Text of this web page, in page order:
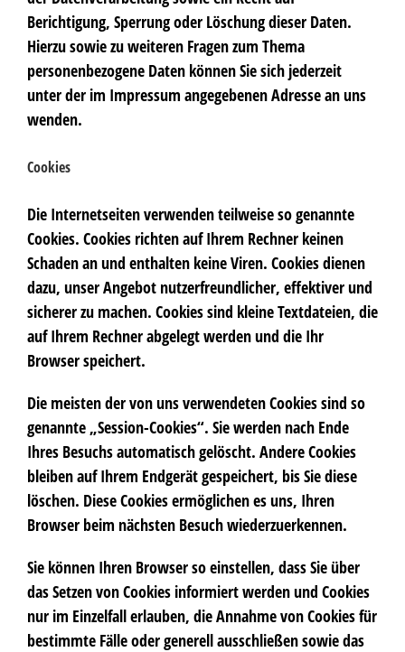
Berichtigung, Sperrung oder Löschung dieser Daten.
Hierzu sowie zu weiteren Fragen zum Thema
personenbezogene Daten können Sie sich jederzeit
unter der im Impressum angegebenen Adresse an uns
wenden.
Cookies
Die Internetseiten verwenden teilweise so genannte
Cookies. Cookies richten auf Ihrem Rechner keinen
Schaden an und enthalten keine Viren. Cookies dienen
dazu, unser Angebot nutzerfreundlicher, effektiver und
sicherer zu machen. Cookies sind kleine Textdateien, die
auf Ihrem Rechner abgelegt werden und die Ihr
Browser speichert.
Die meisten der von uns verwendeten Cookies sind so
genannte „Session-Cookies“. Sie werden nach Ende
Ihres Besuchs automatisch gelöscht. Andere Cookies
bleiben auf Ihrem Endgerät gespeichert, bis Sie diese
löschen. Diese Cookies ermöglichen es uns, Ihren
Browser beim nächsten Besuch wiederzuerkennen.
Sie können Ihren Browser so einstellen, dass Sie über
das Setzen von Cookies informiert werden und Cookies
nur im Einzelfall erlauben, die Annahme von Cookies für
bestimmte Fälle oder generell ausschließen sowie das